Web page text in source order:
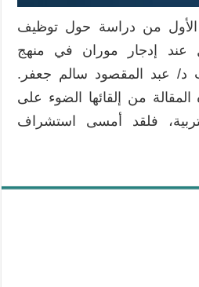
الأول من دراسة حول توظيف
عند إدجار موران في منهج
د/ عبد المقصود سالم جعفر.
المقالة من إلقائها الضوء على
فلقد أمسى استشراف